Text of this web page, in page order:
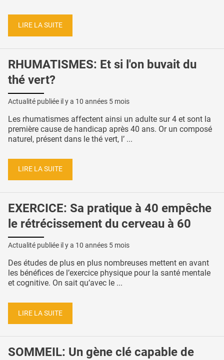
LIRE LA SUITE
RHUMATISMES: Et si l'on buvait du
thé vert?
Actualité publiée il y a 10 années 5 mois
Les rhumatismes affectent ainsi un adulte sur 4 et sont la
première cause de handicap après 40 ans. Or un composé
naturel, présent dans le thé vert, l’ ...
LIRE LA SUITE
EXERCICE: Sa pratique à 40 empêche
le rétrécissement du cerveau à 60
Actualité publiée il y a 10 années 5 mois
Des études de plus en plus nombreuses mettent en avant
les bénéfices de l’exercice physique pour la santé mentale
et cognitive. On sait qu’avec le ...
LIRE LA SUITE
SOMMEIL: Un gène clé capable de